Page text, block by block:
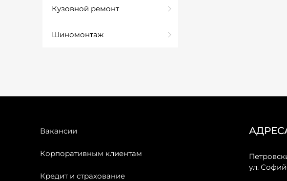
Кузовной ремонт
Шиномонтаж
Вакансии
Корпоративным клиентам
Кредит и страхование
ул.